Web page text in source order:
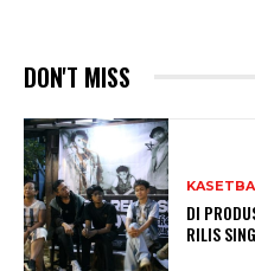
DON'T MISS
DI
RILIS